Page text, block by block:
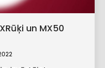
un MX50